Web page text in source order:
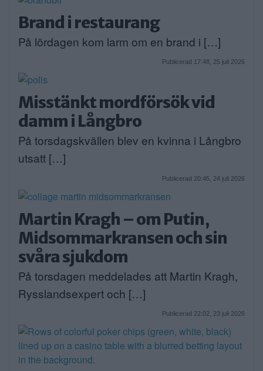
Brand i restaurang
På lördagen kom larm om en brand i […]
Publicerad 17:48, 25 juli 2026
Misstänkt mordförsök vid
damm i Långbro
På torsdagskvällen blev en kvinna i Långbro
utsatt […]
Publicerad 20:45, 24 juli 2026
Martin Kragh – om Putin,
Midsommarkransen och sin
svåra sjukdom
På torsdagen meddelades att Martin Kragh,
Rysslandsexpert och […]
Publicerad 22:02, 23 juli 2026